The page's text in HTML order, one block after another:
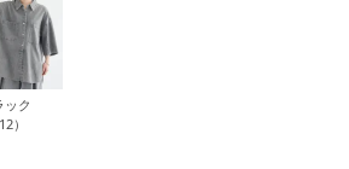
ック
）